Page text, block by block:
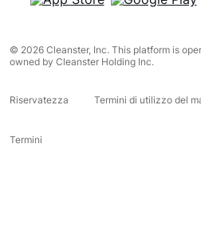
© 2026 Cleanster, Inc. This platform is
owned by Cleanster Holding Inc.
Riservatezza Termini di utilizzo del
Termini